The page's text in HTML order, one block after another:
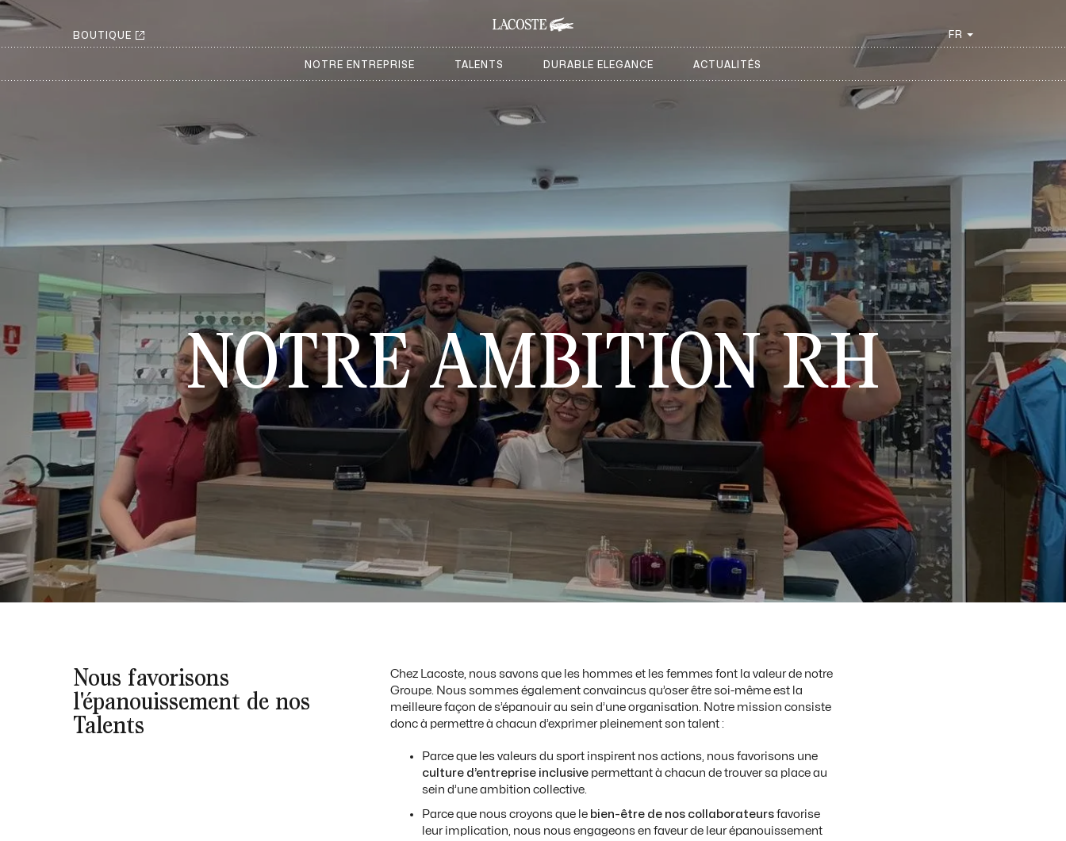
BOUTIQUE FR
NOTRE ENTREPRISE TALENTS DURABLE ELEGANCE ACTUALITÉS
NOTRE AMBITION RH
Nous favorisons
l'épanouissement de nos
Talents
Chez Lacoste, nous savons que les hommes et les femmes font la valeur de notre
Groupe. Nous sommes également convaincus qu’oser être soi-même est la
meilleure façon de s’épanouir au sein d’une organisation. Notre mission consiste
donc à permettre à chacun d’exprimer pleinement son talent :
Parce que les valeurs du sport inspirent nos actions, nous favorisons une
culture d’entreprise inclusive permettant à chacun de trouver sa place au
sein d’une ambition collective.
Parce que nous croyons que le bien-être de nos collaborateurs favorise
leur implication, nous nous engageons en faveur de leur épanouissement